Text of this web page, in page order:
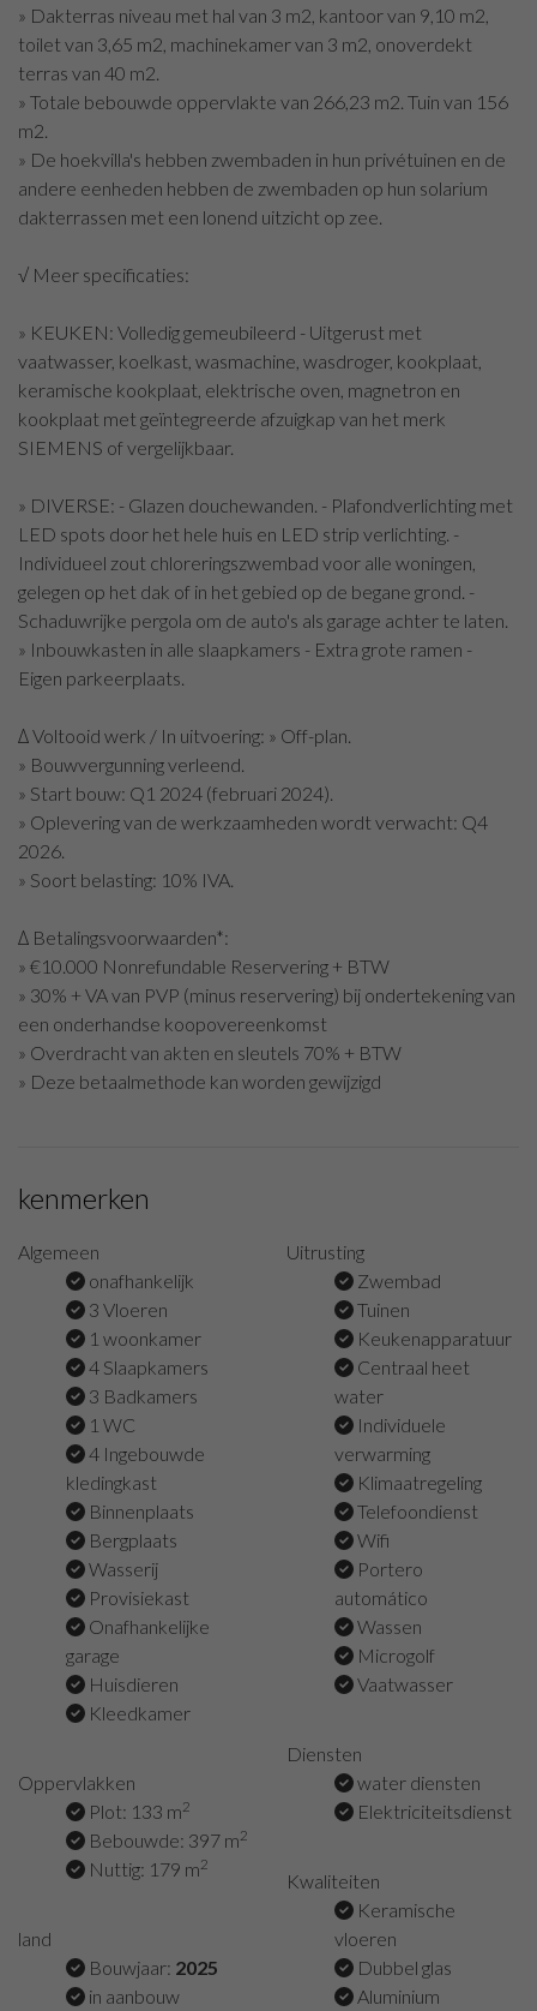
» Dakterras niveau met hal van 3 m2, kantoor van 9,10 m2,
toilet van 3,65 m2, machinekamer van 3 m2, onoverdekt
terras van 40 m2.
» Totale bebouwde oppervlakte van 266,23 m2. Tuin van 156
m2.
» De hoekvilla's hebben zwembaden in hun privétuinen en de
andere eenheden hebben de zwembaden op hun solarium
dakterrassen met een lonend uitzicht op zee.
√ Meer specificaties:
» KEUKEN: Volledig gemeubileerd - Uitgerust met
vaatwasser, koelkast, wasmachine, wasdroger, kookplaat,
keramische kookplaat, elektrische oven, magnetron en
kookplaat met geïntegreerde afzuigkap van het merk
SIEMENS of vergelijkbaar.
» DIVERSE: - Glazen douchewanden. - Plafondverlichting met
LED spots door het hele huis en LED strip verlichting. -
Individueel zout chloreringszwembad voor alle woningen,
gelegen op het dak of in het gebied op de begane grond. -
Schaduwrijke pergola om de auto's als garage achter te laten.
» Inbouwkasten in alle slaapkamers - Extra grote ramen -
Eigen parkeerplaats.
∆ Voltooid werk / In uitvoering: » Off-plan.
» Bouwvergunning verleend.
» Start bouw: Q1 2024 (februari 2024).
» Oplevering van de werkzaamheden wordt verwacht: Q4
2026.
» Soort belasting: 10% IVA.
∆ Betalingsvoorwaarden*:
» €10.000 Nonrefundable Reservering + BTW
» 30% + VA van PVP (minus reservering) bij ondertekening van
een onderhandse koopovereenkomst
» Overdracht van akten en sleutels 70% + BTW
» Deze betaalmethode kan worden gewijzigd
kenmerken
Algemeen
onafhankelijk
3 Vloeren
1 woonkamer
4 Slaapkamers
3 Badkamers
1 WC
4 Ingebouwde
kledingkast
Binnenplaats
Bergplaats
Wasserij
Provisiekast
Onafhankelijke
garage
Huisdieren
Kleedkamer
Oppervlakken
Plot: 133 m2
Bebouwde: 397 m2
Nuttig: 179 m2
land
Bouwjaar: 2025
in aanbouw
Uitrusting
Zwembad
Tuinen
Keukenapparatuur
Centraal heet
water
Individuele
verwarming
Klimaatregeling
Telefoondienst
Wifi
Portero
automático
Wassen
Microgolf
Vaatwasser
Diensten
water diensten
Elektriciteitsdienst
Kwaliteiten
Keramische
vloeren
Dubbel glas
Aluminium